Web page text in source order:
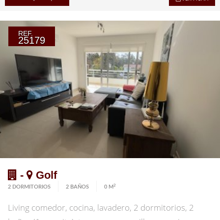
REF.
25179
- Golf
2 DORMITORIOS 2 BAÑOS 0 M 2
Living comedor, cocina, lavadero, 2 dormitorios, 2